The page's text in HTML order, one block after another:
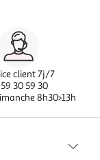
client 7j/7
30 59 30
8h30>13h